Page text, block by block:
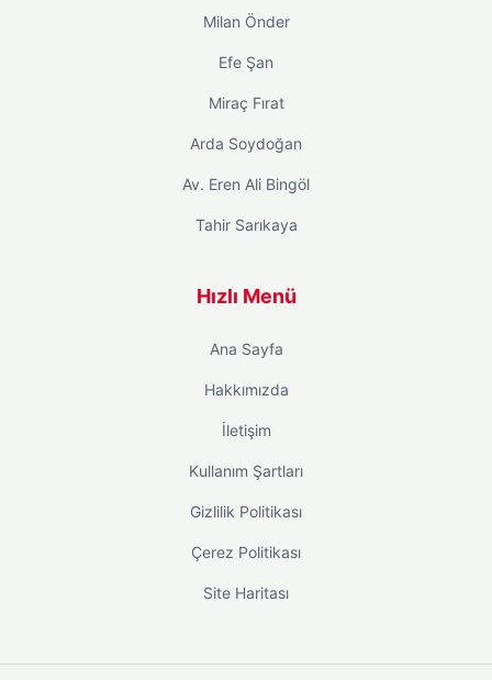
Milan Önder
Efe Şan
Miraç Fırat
Arda Soydoğan
Av. Eren Ali Bingöl
Tahir Sarıkaya
Hızlı Menü
Ana Sayfa
Hakkımızda
İletişim
Kullanım Şartları
Gizlilik Politikası
Çerez Politikası
Site Haritası